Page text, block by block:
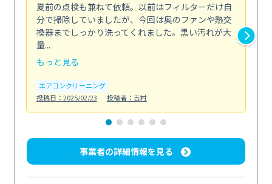
夏前の点検も兼ねて依頼。以前はフィルターだけ自
分で掃除していましたが、今回は奥のファンや熱交
換器までしっかり洗ってくれました。黒い汚れが大
量...
もっと見る
エアコンクリーニング
投稿日：2025/02/23
投稿者：吉村
事業者の詳細情報を見る